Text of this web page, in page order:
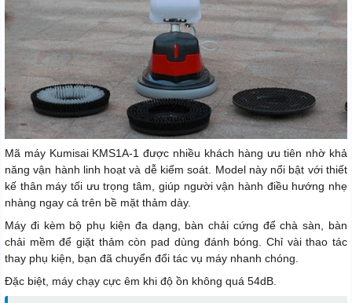
Mã máy Kumisai KMS1A-1 được nhiều khách hàng ưu tiên nhờ khả
năng vận hành linh hoạt và dễ kiểm soát. Model này nổi bật với thiết
kế thân máy tối ưu trọng tâm, giúp người vận hành điều hướng nhẹ
nhàng ngay cả trên bề mặt thảm dày.
Máy đi kèm bộ phụ kiện đa dạng, bàn chải cứng để chà sàn, bàn
chải mềm để giặt thảm còn pad dùng đánh bóng. Chỉ vài thao tác
thay phụ kiện, bạn đã chuyển đổi tác vụ máy nhanh chóng.
Đặc biệt, máy chạy cực êm khi độ ồn không quá 54dB.